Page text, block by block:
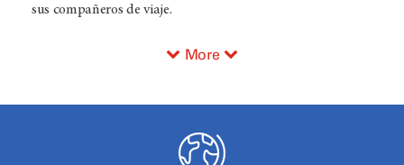
sus compañeros de viaje.
More